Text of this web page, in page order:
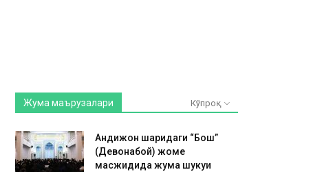
Жума маърузалари Кўпроқ
Андижон шаҳридаги “Бош”
(Девонабой) жоме
масжидида жума шукуҳи